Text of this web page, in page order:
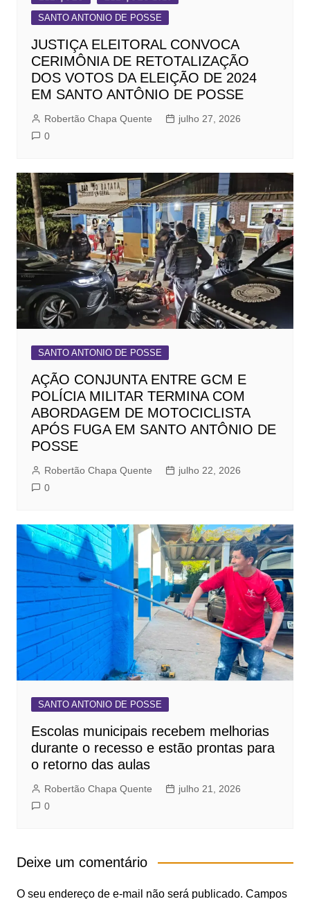
SANTO ANTONIO DE POSSE
JUSTIÇA ELEITORAL CONVOCA
CERIMÔNIA DE RETOTALIZAÇÃO
DOS VOTOS DA ELEIÇÃO DE 2024
EM SANTO ANTÔNIO DE POSSE
Robertão Chapa Quente
julho 27, 2026
0
SANTO ANTONIO DE POSSE
AÇÃO CONJUNTA ENTRE GCM E
POLÍCIA MILITAR TERMINA COM
ABORDAGEM DE MOTOCICLISTA
APÓS FUGA EM SANTO ANTÔNIO DE
POSSE
Robertão Chapa Quente
julho 22, 2026
0
SANTO ANTONIO DE POSSE
Escolas municipais recebem melhorias
durante o recesso e estão prontas para
o retorno das aulas
Robertão Chapa Quente
julho 21, 2026
0
Deixe um comentário
O seu endereço de e-mail não será publicado. Campos